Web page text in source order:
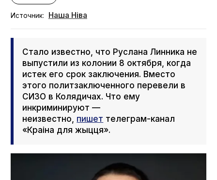
Источник: Наша Ніва
Стало известно, что Руслана Линника не
выпустили из колонии 8 октября, когда
истек его срок заключения. Вместо
этого политзаключенного перевели в
СИЗО в Колядичах. Что ему
инкриминируют —
неизвестно, пишет телеграм-канал
«Краіна для жыцця».